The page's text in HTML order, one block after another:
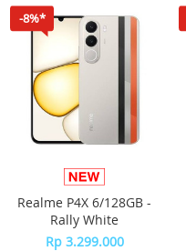
-8%*
Realme P4X 6/128GB -
Rally White
Rp 3.299.000